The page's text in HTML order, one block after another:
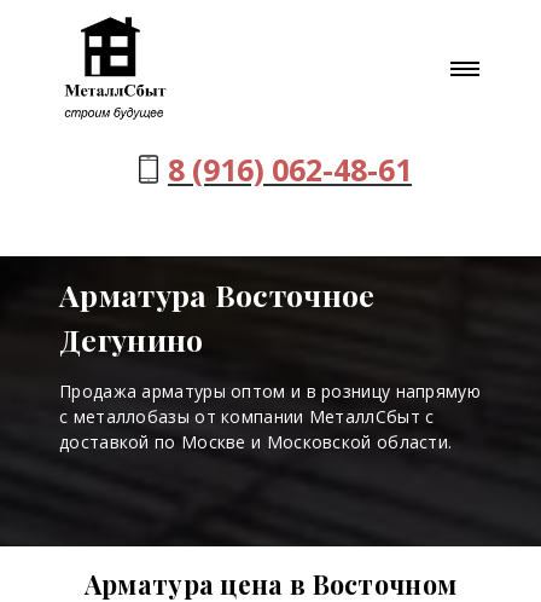
8 (916) 062-48-61
Арматура Восточное
Дегунино
Продажа арматуры оптом и в розницу напрямую
с металлобазы от компании МеталлСбыт с
доставкой по Москве и Московской области.
Арматура цена в Восточном